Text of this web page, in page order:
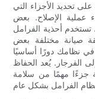
تحديد الأجزاء التي
عملية الإصلاح. بعض
تستخدم أحذية الفرامل
صيانة مختلفة بعض
نظامك دورًا أساسيًا
الفرجار. يُعد الحفاظ
جزءًا مهمًا من سلامة